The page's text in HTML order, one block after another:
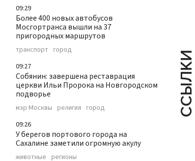
09:29
Более 400 новых автобусов
Мосгортранса вышли на 37
пригородных маршрутов
транспорт город
09:27
Собянин: завершена реставрация
церкви Ильи Пророка на Новгородском
подворье
мэр Москвы религия город
09:26
У берегов портового города на
Сахалине заметили огромную акулу
животные регионы
С
С
Ы
Л
К
И
П
О
Т
Е
М